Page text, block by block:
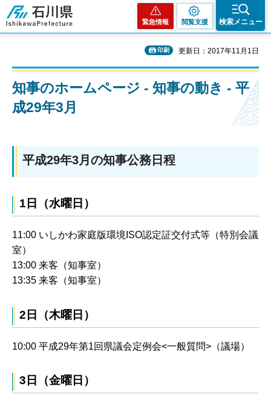
石川県
緊急情報 閲覧支援 検索メニュー
印刷 更新日：2017年11月1日
知事のホームページ - 知事の動き - 平
成29年3月
平成29年3月の知事公務日程
1日（水曜日）
11:00 いしかわ家庭版環境ISO認定証交付式等（特別会議
室）
13:00 来客（知事室）
13:35 来客（知事室）
2日（木曜日）
10:00 平成29年第1回県議会定例会<一般質問>（議場）
3日（金曜日）